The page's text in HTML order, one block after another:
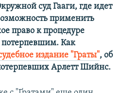
суд Гааги, где идет
применить
право к процедуре
Как
издание "Граты", об
Арлетт Шийнс.